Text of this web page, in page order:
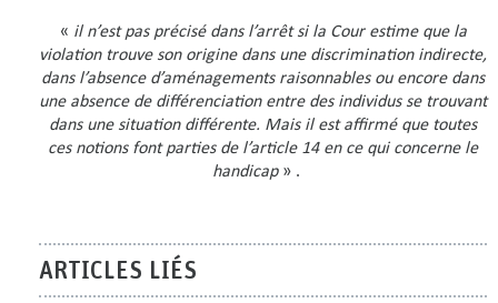
« il n’est pas précisé dans l’arrêt si la Cour estime que la
violation trouve son origine dans une discrimination indirecte,
dans l’absence d’aménagements raisonnables ou encore dans
une absence de différenciation entre des individus se trouvant
dans une situation différente. Mais il est affirmé que toutes
ces notions font parties de l’article 14 en ce qui concerne le
handicap » .
ARTICLES LIÉS